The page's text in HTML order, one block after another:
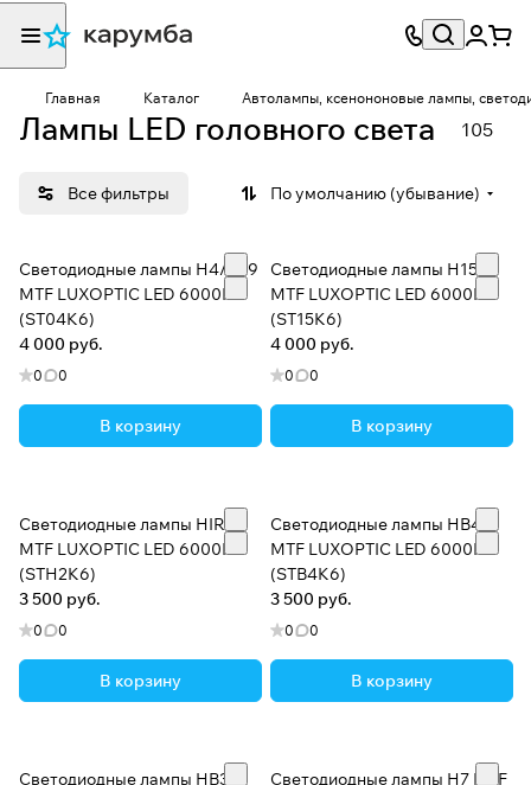
Главная Каталог Автолампы, ксенононовые лампы,
Лампы LED головного света 105
Все фильтры По умолчанию (убывание)
Светодиодные лампы H4/H19
MTF LUXOPTIC LED 6000K
(ST04K6)
4 000 руб.
0 0
В корзину
Светодиодные лампы H15
MTF LUXOPTIC LED 6000K
(ST15K6)
4 000 руб.
0 0
В корзину
Светодиодные лампы HIR2
MTF LUXOPTIC LED 6000K
(STH2K6)
3 500 руб.
0 0
В корзину
Светодиодные лампы HB4
MTF LUXOPTIC LED 6000K
(STB4K6)
3 500 руб.
0 0
В корзину
Светодиодные лампы HB3
Светодиодные лампы H7 MTF